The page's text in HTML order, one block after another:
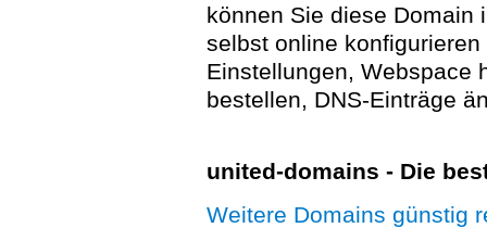
können Sie diese Domain
selbst online
Einstellungen, Webspace
bestellen, DNS-Einträge
united-domains - Die
Weitere Domains günstig